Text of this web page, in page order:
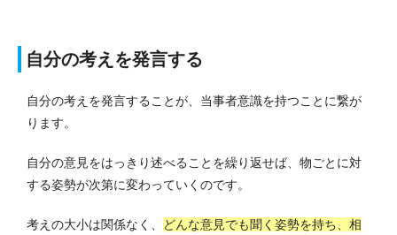
自分の考えを発言する
自分の考えを発言することが、当事者意識を持つことに繋が
ります。
自分の意見をはっきり述べることを繰り返せば、物ごとに対
する姿勢が次第に変わっていくのです。
考えの大小は関係なく、
どんな意見でも聞く姿勢を持ち、相